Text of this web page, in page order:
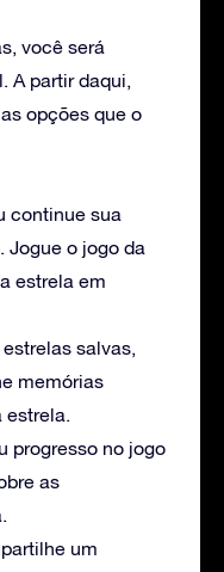
você será
A partir daqui,
opções que o
continue sua
Jogue o jogo da
estrela em
estrelas salvas,
memórias
estrela.
progresso no jogo
as
um